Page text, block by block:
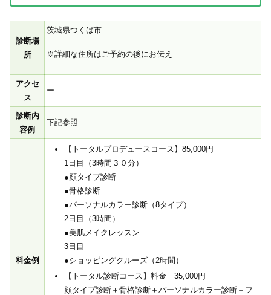
診断場
所
茨城県つくば市
※詳細な住所はご予約の後にお伝え
アクセ
ス
ー
診断内
容例
下記参照
料金例
【トータルプロデュースコース】85,000円
1日目（3時間３０分）
●顔タイプ診断
●骨格診断
●パーソナルカラー診断（8タイプ）
2日目（3時間）
●美肌メイクレッスン
3日目
●ショッピングクルーズ（2時間）
【トータル診断コース】料金 35,000円
顔タイプ診断＋骨格診断＋パーソナルカラー診断＋フ